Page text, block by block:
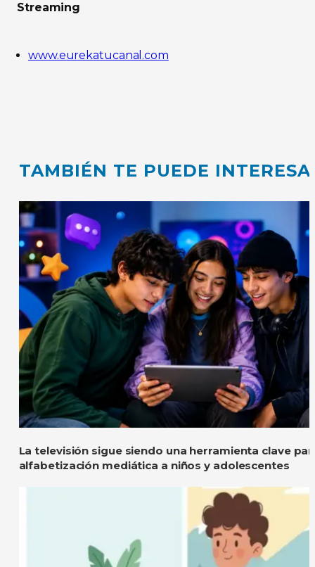
Streaming
www.eurekatucanal.com
TAMBIÉN TE PUEDE
La televisión sigue siendo una herramienta clave
alfabetización mediática a niños y adolescentes